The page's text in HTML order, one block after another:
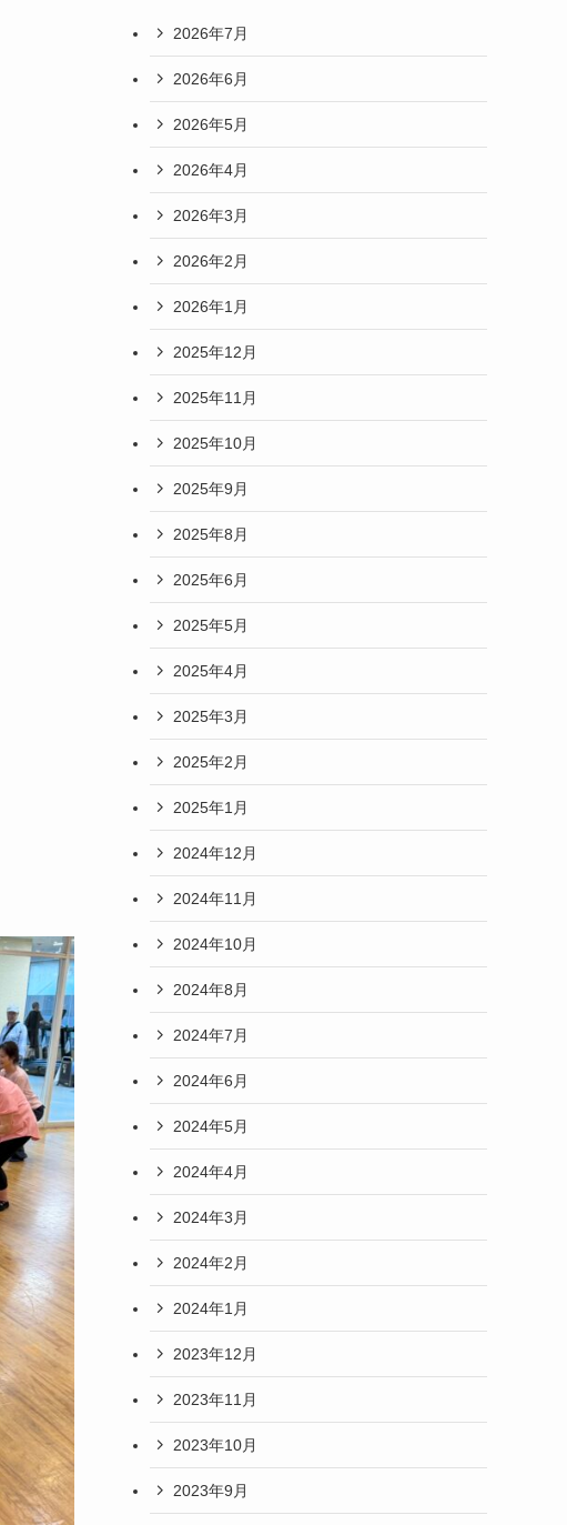
2026年7月
2026年6月
2026年5月
2026年4月
2026年3月
2026年2月
2026年1月
2025年12月
2025年11月
2025年10月
2025年9月
2025年8月
2025年6月
2025年5月
2025年4月
2025年3月
2025年2月
2025年1月
2024年12月
2024年11月
2024年10月
2024年8月
2024年7月
2024年6月
2024年5月
2024年4月
2024年3月
2024年2月
2024年1月
2023年12月
2023年11月
2023年10月
2023年9月